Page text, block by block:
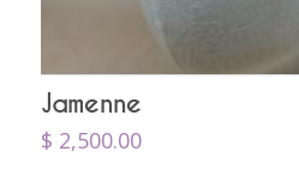
Jamenne
$ 2,500.00